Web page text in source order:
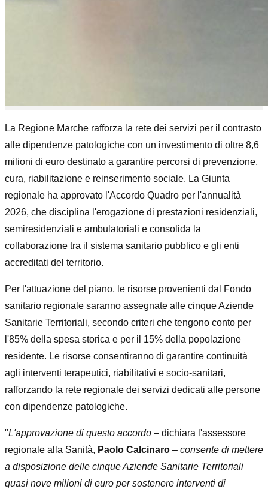
La Regione Marche rafforza la rete dei servizi per il contrasto
alle dipendenze patologiche con un investimento di oltre 8,6
milioni di euro destinato a garantire percorsi di prevenzione,
cura, riabilitazione e reinserimento sociale. La Giunta
regionale ha approvato l'Accordo Quadro per l'annualità
2026, che disciplina l'erogazione di prestazioni residenziali,
semiresidenziali e ambulatoriali e consolida la
collaborazione tra il sistema sanitario pubblico e gli enti
accreditati del territorio.
Per l'attuazione del piano, le risorse provenienti dal Fondo
sanitario regionale saranno assegnate alle cinque Aziende
Sanitarie Territoriali, secondo criteri che tengono conto per
l'85% della spesa storica e per il 15% della popolazione
residente. Le risorse consentiranno di garantire continuità
agli interventi terapeutici, riabilitativi e socio-sanitari,
rafforzando la rete regionale dei servizi dedicati alle persone
con dipendenze patologiche.
"L'approvazione di questo accordo – dichiara l'assessore
regionale alla Sanità, Paolo Calcinaro – consente di mettere
a disposizione delle cinque Aziende Sanitarie Territoriali
quasi nove milioni di euro per sostenere interventi di